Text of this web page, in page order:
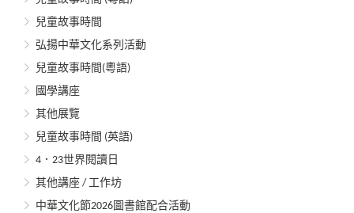
兒童故事時間
弘揚中華文化系列活動
兒童故事時間(粵語)
國學講座
其他展覽
兒童故事時間 (英語)
4．23世界閱讀日
其他講座 / 工作坊
中華文化節2026圖書館配合活動